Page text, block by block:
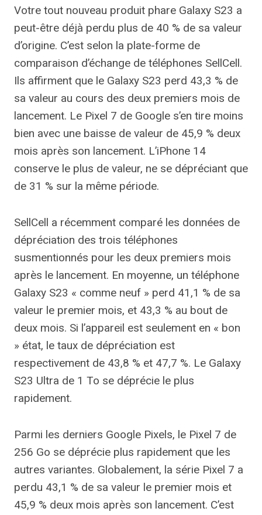
Votre tout nouveau produit phare Galaxy S23 a
peut-être déjà perdu plus de 40 % de sa valeur
d’origine. C’est selon la plate-forme de
comparaison d’échange de téléphones SellCell.
Ils affirment que le Galaxy S23 perd 43,3 % de
sa valeur au cours des deux premiers mois de
lancement. Le Pixel 7 de Google s’en tire moins
bien avec une baisse de valeur de 45,9 % deux
mois après son lancement. L’iPhone 14
conserve le plus de valeur, ne se dépréciant que
de 31 % sur la même période.
SellCell a récemment comparé les données de
dépréciation des trois téléphones
susmentionnés pour les deux premiers mois
après le lancement. En moyenne, un téléphone
Galaxy S23 « comme neuf » perd 41,1 % de sa
valeur le premier mois, et 43,3 % au bout de
deux mois. Si l’appareil est seulement en « bon
» état, le taux de dépréciation est
respectivement de 43,8 % et 47,7 %. Le Galaxy
S23 Ultra de 1 To se déprécie le plus
rapidement.
Parmi les derniers Google Pixels, le Pixel 7 de
256 Go se déprécie plus rapidement que les
autres variantes. Globalement, la série Pixel 7 a
perdu 43,1 % de sa valeur le premier mois et
45,9 % deux mois après son lancement. C’est